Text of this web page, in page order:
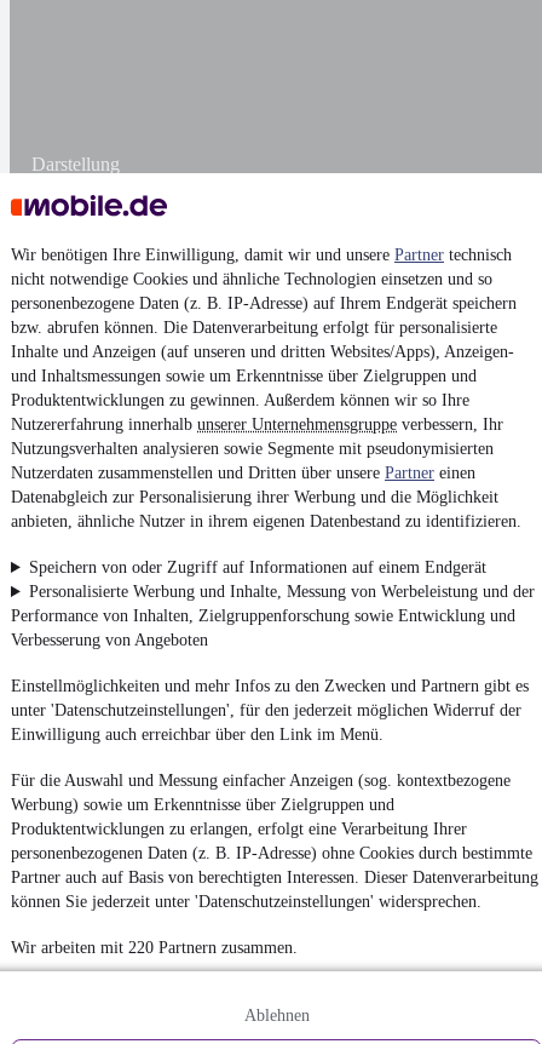
Wir benötigen Ihre Einwilligung, damit wir und unsere Partner technisch
nicht notwendige Cookies und ähnliche Technologien einsetzen und so
personenbezogene Daten (z. B. IP-Adresse) auf Ihrem Endgerät speichern
bzw. abrufen können. Die Datenverarbeitung erfolgt für personalisierte
Inhalte und Anzeigen (auf unseren und dritten Websites/Apps), Anzeigen-
und Inhaltsmessungen sowie um Erkenntnisse über Zielgruppen und
Produktentwicklungen zu gewinnen. Außerdem können wir so Ihre
Nutzererfahrung innerhalb unserer Unternehmensgruppe verbessern, Ihr
Nutzungsverhalten analysieren sowie Segmente mit pseudonymisierten
Nutzerdaten zusammenstellen und Dritten über unsere Partner einen
Datenabgleich zur Personalisierung ihrer Werbung und die Möglichkeit
anbieten, ähnliche Nutzer in ihrem eigenen Datenbestand zu identifizieren.
Speichern von oder Zugriff auf Informationen auf einem Endgerät
Personalisierte Werbung und Inhalte, Messung von Werbeleistung und der
Performance von Inhalten, Zielgruppenforschung sowie Entwicklung und
Verbesserung von Angeboten
Einstellmöglichkeiten und mehr Infos zu den Zwecken und Partnern gibt es
unter 'Datenschutzeinstellungen', für den jederzeit möglichen Widerruf der
Einwilligung auch erreichbar über den Link im Menü.
Für die Auswahl und Messung einfacher Anzeigen (sog. kontextbezogene
Werbung) sowie um Erkenntnisse über Zielgruppen und
Produktentwicklungen zu erlangen, erfolgt eine Verarbeitung Ihrer
personenbezogenen Daten (z. B. IP-Adresse) ohne Cookies durch bestimmte
Partner auch auf Basis von berechtigten Interessen. Dieser Datenverarbeitung
können Sie jederzeit unter 'Datenschutzeinstellungen' widersprechen.
Wir arbeiten mit 220 Partnern zusammen.
Ablehnen
Darstellung